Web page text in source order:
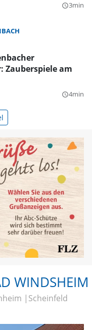
query_builder3min
Zauberspiele am
query_builder4min
WINDSHEIM
Scheinfeld